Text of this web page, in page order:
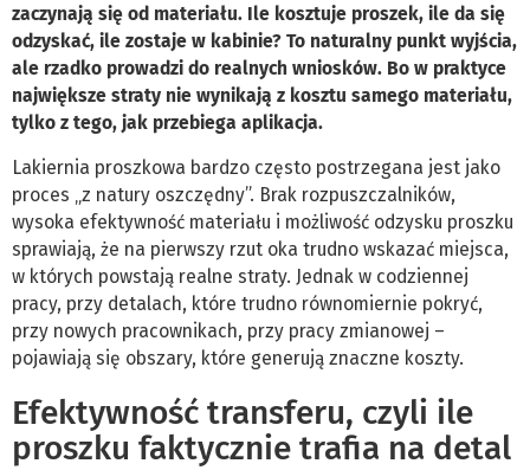
zaczynają się od materiału. Ile kosztuje proszek, ile da się
odzyskać, ile zostaje w kabinie? To naturalny punkt wyjścia,
ale rzadko prowadzi do realnych wniosków. Bo w praktyce
największe straty nie wynikają z kosztu samego materiału,
tylko z tego, jak przebiega aplikacja.
Lakiernia proszkowa bardzo często postrzegana jest jako
proces „z natury oszczędny”. Brak rozpuszczalników,
wysoka efektywność materiału i możliwość odzysku proszku
sprawiają, że na pierwszy rzut oka trudno wskazać miejsca,
w których powstają realne straty. Jednak w codziennej
pracy, przy detalach, które trudno równomiernie pokryć,
przy nowych pracownikach, przy pracy zmianowej –
pojawiają się obszary, które generują znaczne koszty.
Efektywność transferu, czyli ile
proszku faktycznie trafia na detal